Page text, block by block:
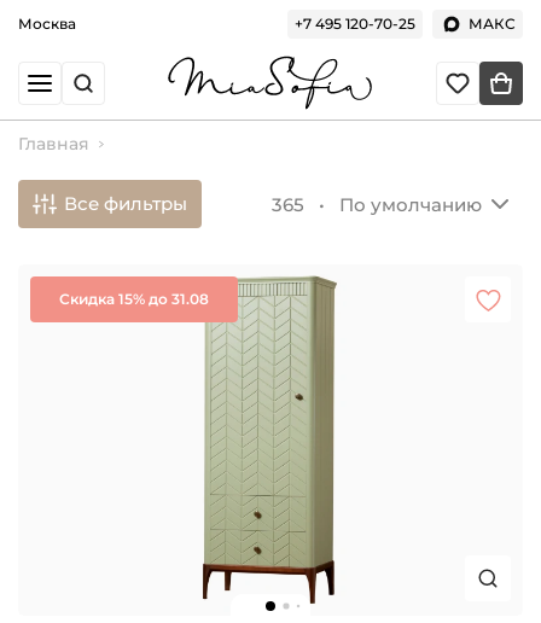
Москва +7 495 120-70-25 МАКС
Главная
Все фильтры 365 • По умолчанию
Скидка 15% до 31.08